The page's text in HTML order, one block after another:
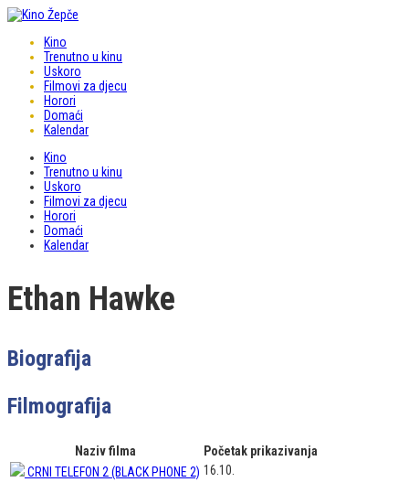
Kino
Trenutno u kinu
Uskoro
Filmovi za djecu
Horori
Domaći
Kalendar
Kino
Trenutno u kinu
Uskoro
Filmovi za djecu
Horori
Domaći
Kalendar
Ethan Hawke
Biografija
Filmografija
Naziv filma
Početak prikazivanja
CRNI TELEFON 2 (BLACK PHONE 2) 16.10.